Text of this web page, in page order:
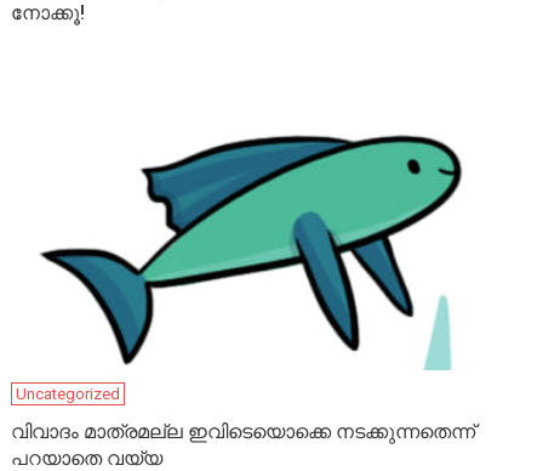
നോക്കൂ!
Uncategorized
വിവാദം മാത്രമല്ല ഇവിടെയൊക്കെ നടക്കുന്നതെന്ന്
പറയാതെ വയ്യ